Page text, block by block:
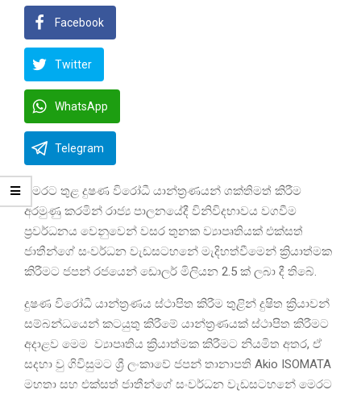
Facebook
Twitter
WhatsApp
Telegram
මෙරට තුළ දුෂණ විරෝධී යාන්ත්‍රණයන් ශක්තිමත් කිරීම
අරමුණු කරමින් රාජ්‍ය පාලනයේදී විනිවිදභාවය වගවීම
ප්‍රවර්ධනය වෙනුවෙන් වසර තුනක ව්‍යාපෘතියක් එක්සත්
ජාතීන්ගේ සංවර්ධන වැඩසටහනේ මැදිහත්වීමෙන් ක්‍රියාත්මක
කිරීමට ජපන් රජයෙන් ඩොලර් මිලියන 2.5 ක් ලබා දී තිබේ.
දුෂණ විරෝධී යාන්ත්‍රණය ස්ථාපිත කිරීම තුළින් දුෂිත ක්‍රියාවන්
සම්බන්ධයෙන් කටයුතු කිරීමේ යාන්ත්‍රණයක් ස්ථාපිත කිරීමට
අදාළව මෙම ව්‍යාපෘතිය ක්‍රියාත්මක කිරීමට නියමිත අතර, ඒ
සදහා වු ගිවිසුමට ශ්‍රී ලංකාවේ ජපන් තානාපති Akio ISOMATA
මහතා සහ එක්සත් ජාතීන්ගේ සංවර්ධන වැඩසටහනේ මෙරට